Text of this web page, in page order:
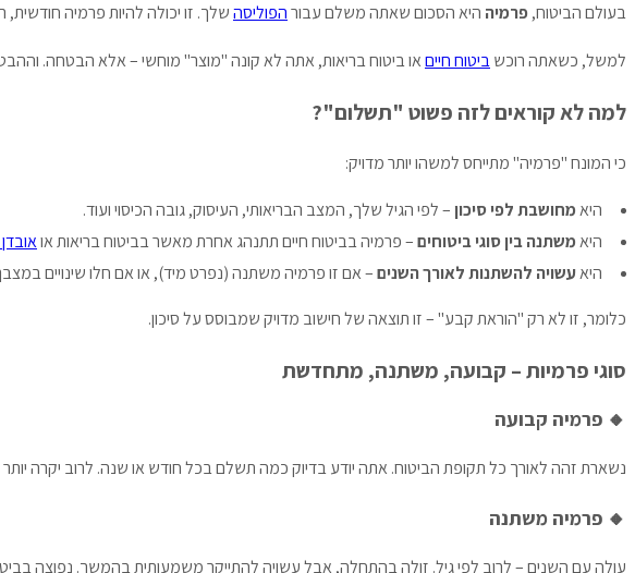
בעולם הביטוח,פרמיה היא הסכום שאתה משלם עבורהפוליסהשלך. זו יכולה להיות פרמיה
למשל, כשאתה רוכשביטוח חייםאו ביטוח בריאות, אתה לא קונה "מוצר" מוחשי – אלא הבטחה.
למה לא קוראים לזה פשוט "תשלום"?
כי המונח "פרמיה" מתייחס למשהו יותר מדויק:
היאמחושבת לפי סיכון – לפי הגיל שלך, המצב הבריאותי, העיסוק, גובה הכיסוי ועוד.
היאמשתנה בין סוגי ביטוחים– פרמיה בביטוח חיים תתנהג אחרת מאשר בביטוח בריאות או
היאעשויה להשתנות לאורך השנים– אם זו פרמיה משתנה (נפרט מיד), או אם חלו שינויים
כלומר, זו לא רק "הוראת קבע" – זו תוצאה של חישוב מדויק שמבוסס על סיכון.
סוגי פרמיות – קבועה, משתנה, מתחדשת
🔸 פרמיה קבועה
נשארת זהה לאורך כל תקופת הביטוח. אתה יודע בדיוק כמה תשלם בכל חודש או שנה. לרוב יקרה
🔸 פרמיה משתנה
עולה עם השנים – לרוב לפי גיל. זולה בהתחלה, אבל עשויה להתייקר משמעותית בהמשך. נפוצה